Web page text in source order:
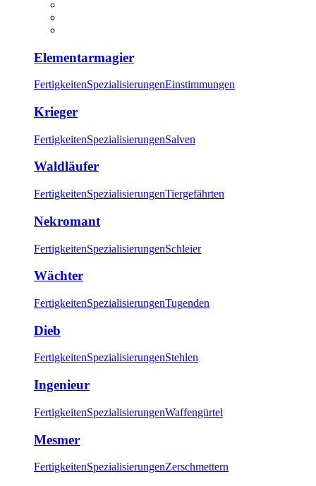
Elementarmagier
FertigkeitenSpezialisierungenEinstimmungen
Krieger
FertigkeitenSpezialisierungenSalven
Waldläufer
FertigkeitenSpezialisierungenTiergefährten
Nekromant
FertigkeitenSpezialisierungenSchleier
Wächter
FertigkeitenSpezialisierungenTugenden
Dieb
FertigkeitenSpezialisierungenStehlen
Ingenieur
FertigkeitenSpezialisierungenWaffengürtel
Mesmer
FertigkeitenSpezialisierungenZerschmettern